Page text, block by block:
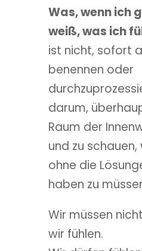
Was, wenn ich
weiß, was ich
ist nicht, sofort
benennen oder
darum,
Raum der
und zu
ohne die
haben zu
Wir müssen
wir fühlen.